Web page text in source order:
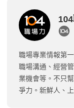
職場專業情報第
職場溝通、經營
業機會等。不只
爭力。新鮮人、